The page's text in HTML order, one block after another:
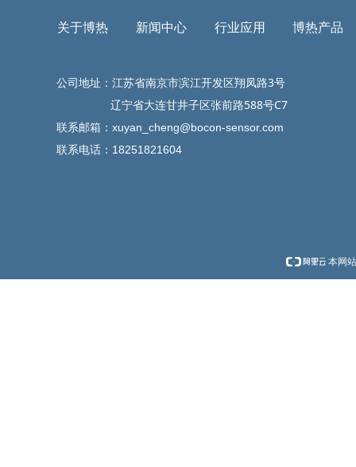
关于博热 新闻中心 行业应用 博热产品
公司地址：江苏省南京市滨江开发区翔凤路3号
辽宁省大连甘井子区张前路588号C7
联系邮箱： xuyan_cheng@bocon-sensor.com
联系电话：18251821604
本网